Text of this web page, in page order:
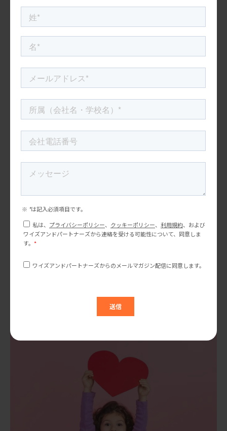
米国マーケティングトレンド研究会
アメリカでカレー人気上昇中！Japanese Curryが海外で
日本人の国民食ともいえるカレーライス！家庭ごとのこだわりが
詰まった味は、子どもから大人まで幅広い世代に愛されていま
す。そんな日本のカレーが、今アメリカでもじわじわと人気を集
めていることをご存知でしょうか？実はアメリカでは […]
2025.08.01
2025年夏、アメリカの最新フレーバートレンド！注目の
新フレーバーが続々登場
て、どんな味を思い浮かべますか？日本ではスイカや桃、メロン
など、さっぱりとした甘みのあるフルーツが定番ですが、2025年
のアメリカではどんな味が「夏の味」と […]